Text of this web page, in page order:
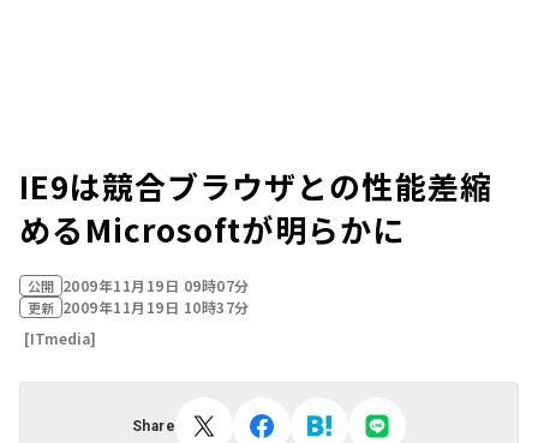
IE9は競合ブラウザとの性能差縮
める――Microsoftが明らかに
公開 2009年11月19日 09時07分
更新 2009年11月19日 10時37分
[ITmedia]
Share